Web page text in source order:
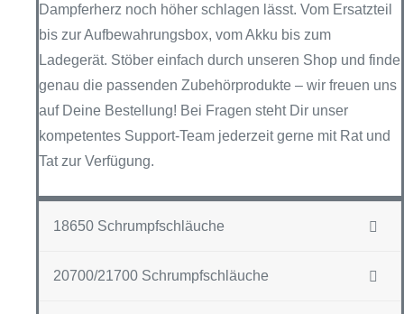
Dampferherz noch höher schlagen lässt. Vom Ersatzteil
bis zur Aufbewahrungsbox, vom Akku bis zum
Ladegerät. Stöber einfach durch unseren Shop und finde
genau die passenden Zubehörprodukte – wir freuen uns
auf Deine Bestellung! Bei Fragen steht Dir unser
kompetentes Support-Team jederzeit gerne mit Rat und
Tat zur Verfügung.
18650 Schrumpfschläuche
20700/21700 Schrumpfschläuche